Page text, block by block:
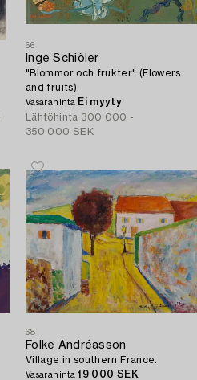
66
Inge Schiöler
"Blommor och frukter" (Flowers
and fruits).
Vasarahinta Ei myyty
Lähtöhinta 300 000 -
350 000 SEK
68
Folke Andréasson
Village in southern France.
Vasarahinta19 000 SEK